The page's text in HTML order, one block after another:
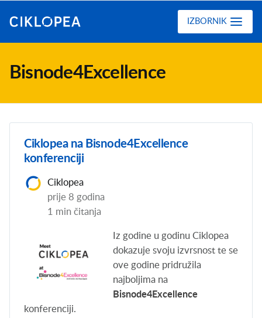
IZBORNIK
Bisnode4Excellence
Ciklopea na Bisnode4Excellence
konferenciji
Ciklopea
prije 8 godina
1 min čitanja
Iz godine u godinu Ciklopea
dokazuje svoju izvrsnost te se
ove godine pridružila
najboljima na
Bisnode4Excellence
konferenciji.